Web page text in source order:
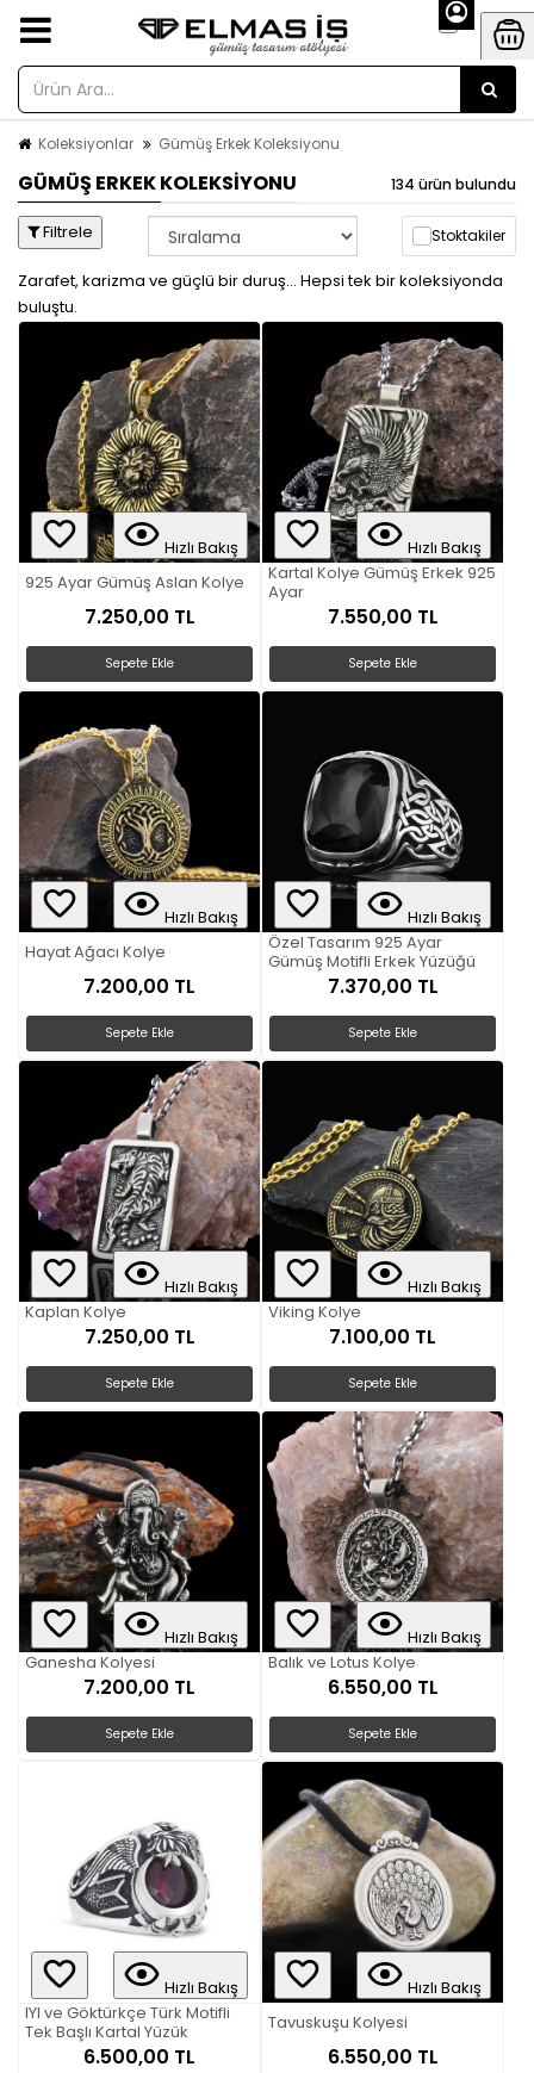
Koleksiyonlar Gümüş Erkek Koleksiyonu
GÜMÜŞ ERKEK KOLEKSIYONU 134 ürün bulundu
Filtrele Stoktakiler
Zarafet, karizma ve güçlü bir duruş... Hepsi tek bir koleksiyonda
buluştu.
Hızlı Bakış
925 Ayar Gümüş Aslan Kolye
7.250,00 TL
Sepete Ekle
Hızlı Bakış
Kartal Kolye Gümüş Erkek 925
Ayar
7.550,00 TL
Sepete Ekle
Hızlı Bakış
Hayat Ağacı Kolye
7.200,00 TL
Sepete Ekle
Hızlı Bakış
Özel Tasarım 925 Ayar
Gümüş Motifli Erkek Yüzüğü
7.370,00 TL
Sepete Ekle
Hızlı Bakış
Kaplan Kolye
7.250,00 TL
Sepete Ekle
Hızlı Bakış
Viking Kolye
7.100,00 TL
Sepete Ekle
Hızlı Bakış
Ganesha Kolyesi
7.200,00 TL
Sepete Ekle
Hızlı Bakış
Balık ve Lotus Kolye
6.550,00 TL
Sepete Ekle
Hızlı Bakış
IYI ve Göktürkçe Türk Motifli
Tek Başlı Kartal Yüzük
6.500,00 TL
Hızlı Bakış
Tavuskuşu Kolyesi
6.550,00 TL